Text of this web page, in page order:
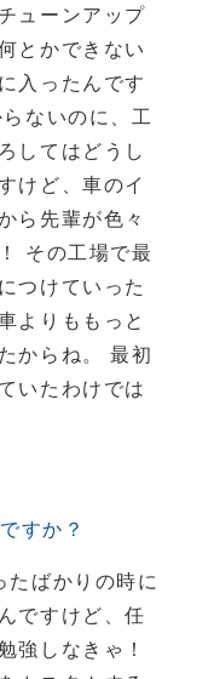
ューンアップ
とかできない
入ったんです
ないのに、工
してはどうし
けど、車のイ
ら先輩が色々
その工場で最
つけていった
よりももっと
からね。 最初
いたわけでは
すか？
たばかりの時に
ですけど、任
強しなきゃ！